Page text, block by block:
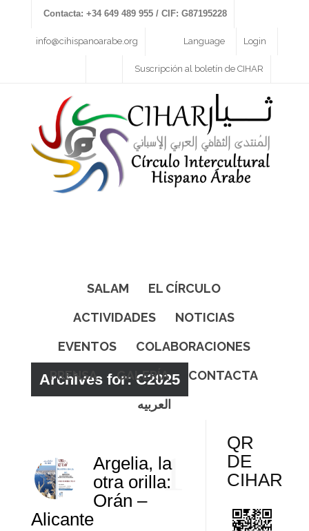
Contacta: +34 649 489 955 / CIF: G87195228
info@cihispanoarabe.org Login
Language
Suscripción al boletín de CIHAR
SALAM
EL CÍRCULO
ACTIVIDADES
NOTICIAS
EVENTOS
COLABORACIONES
PRENSA
GALERÍA
CONTACTA
العربيه
Archives for: C2025
1
Argelia, la
otra orilla:
Orán –
Alicante
QR
DE
CIHAR